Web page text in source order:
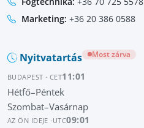
Marketing: +36 20 386 0588
Nyitvatartás Most zárva
BUDAPEST · CET11:01
Hétfő–Péntek
Szombat–Vasárnap
AZ ÖN IDEJE · UTC09:01